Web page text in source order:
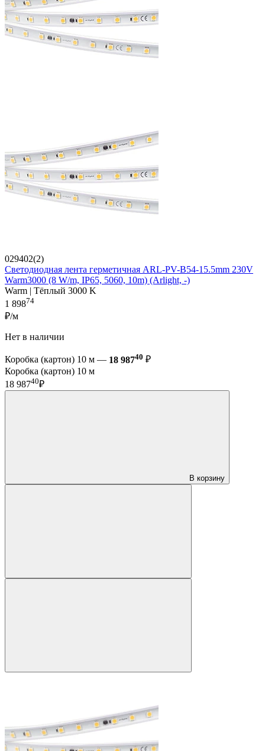
029402(2)
Светодиодная лента герметичная ARL-PV-B54-15.5mm 230V
Warm3000 (8 W/m, IP65, 5060, 10m) (Arlight, -)
Warm | Тёплый 3000 K
1 89874
₽/м
Нет в наличии
Коробка (картон) 10 м — 18 98740 ₽
Коробка (картон) 10 м
18 98740₽
В корзину